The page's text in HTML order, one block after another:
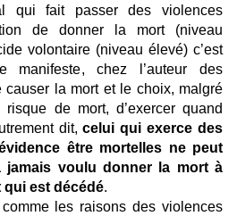
qui fait passer des violences
de donner la mort (niveau
volontaire (niveau élevé) c’est
manifeste, chez l’auteur des
la mort et le choix, malgré
de mort, d’exercer quand
dit,celui qui exerce des
être mortelles ne peut
jamais voulu donner la mort à
qui est décédé.
les raisons des violences